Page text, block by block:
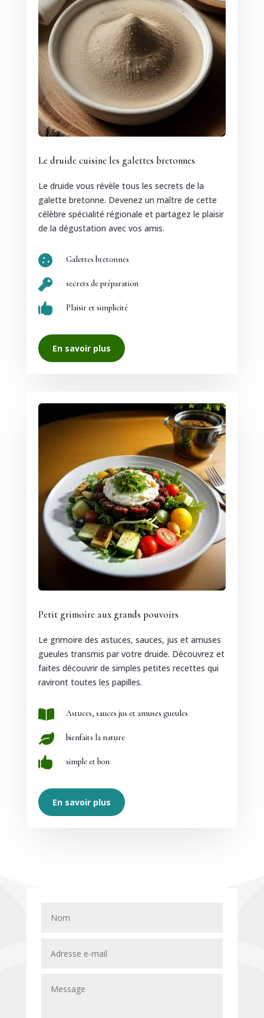
Le druide cuisine les galettes bretonnes
Le druide vous révèle tous les secrets de la
galette bretonne. Devenez un maître de cette
célèbre spécialité régionale et partagez le plaisir
de la dégustation avec vos amis.
 Galettes bretonnes
 secrets de préparation
 Plaisir et simplicité
En savoir plus
Petit grimoire aux grands pouvoirs
Le grimoire des astuces, sauces, jus et amuses
gueules transmis par votre druide. Découvrez et
faites découvrir de simples petites recettes qui
raviront toutes les papilles.
 Astuces, sauces jus et amuses gueules
 bienfaits la nature
 simple et bon
En savoir plus